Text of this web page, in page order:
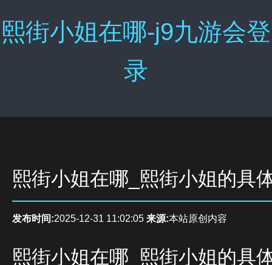
熙街小姐在哪-j9九游会登
录
熙街小姐在哪_熙街小姐的具
发布时间:2025-12-31 11:02:05 来源:本站原创内容
熙街小姐在哪_熙街小姐的具